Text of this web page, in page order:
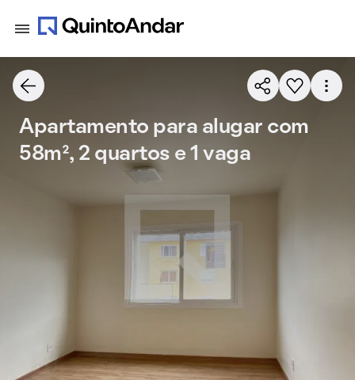
Apartamento para alugar com
58m², 2 quartos e 1 vaga